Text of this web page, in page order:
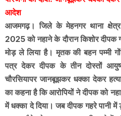
आदेश
आजमगढ़। जिले के मेहनगर थाना
2025 को नहाने के दौरान किशोर
मोड़ ले लिया है। मृतक की बहन पम्मी
पत्र देकर दीपक के तीन दोस्तों
चौरसियापर जानबूझकर धक्का देकर
का कहना है कि आरोपियों ने दीपक को
में धक्का दे दिया। जब दीपक गहरे पानी